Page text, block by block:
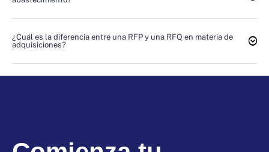
¿Cuál es la diferencia entre una RFP y una RFQ en materia de
adquisiciones?